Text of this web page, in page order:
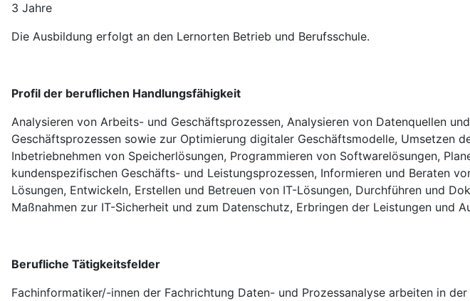
3 Jahre
Die Ausbildung erfolgt an den Lernorten Betrieb und Berufsschule.
Profil der beruflichen Handlungsfähigkeit
Analysieren von Arbeits- und Geschäftsprozessen, Analysieren von Datenquellen
Geschäftsprozessen sowie zur Optimierung digitaler Geschäftsmodelle, Umsetzen
Inbetriebnehmen von Speicherlösungen, Programmieren von Softwarelösungen,
kundenspezifischen Geschäfts- und Leistungsprozessen, Informieren und Beraten
Lösungen, Entwickeln, Erstellen und Betreuen von IT-Lösungen, Durchführen und
Maßnahmen zur IT-Sicherheit und zum Datenschutz, Erbringen der Leistungen und
Berufliche Tätigkeitsfelder
Fachinformatiker/-innen der Fachrichtung Daten- und Prozessanalyse arbeiten in